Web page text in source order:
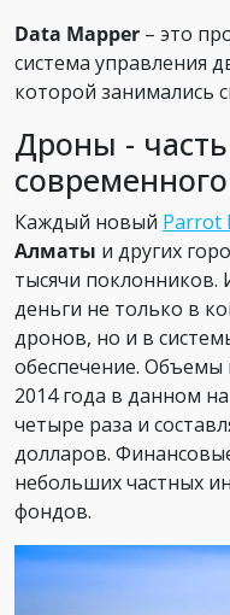
Data Mapper – это
система управления
которой занимались
Дроны -
Каждый новый Parrot
Алматы и других
тысячи
деньги не только в
дронов, но и в
обеспечение. Объемы
2014 года в данном
четыре раза и
долларов.
небольших частных
фондов.